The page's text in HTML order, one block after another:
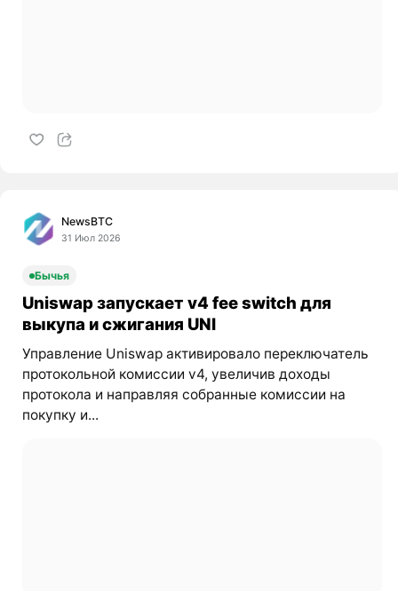
NewsBTC
31 Июл 2026
Бычья
Uniswap запускает v4 fee switch для
выкупа и сжигания UNI
Управление Uniswap активировало переключатель
протокольной комиссии v4, увеличив доходы
протокола и направляя собранные комиссии на
покупку и...